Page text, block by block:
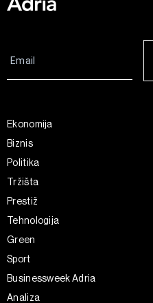
Ekonomija
Biznis
Politika
Tržišta
Prestiž
Tehnologija
Green
Sport
Businessweek Adria
Analiza